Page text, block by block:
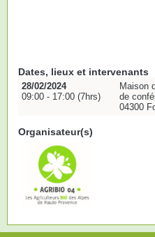
Dates, lieux et intervenants
28/02/2024
09:00 - 17:00 (7hrs)
Maison
de
04300
Organisateur(s)